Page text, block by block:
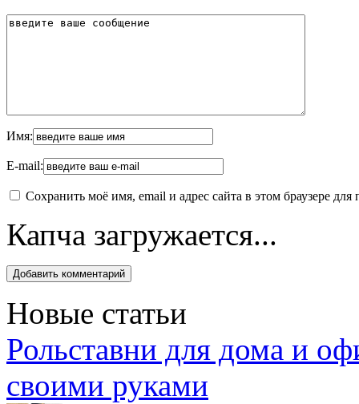
Имя:
E-mail:
Сохранить моё имя, email и адрес сайта в этом браузере
Капча загружается...
Новые статьи
Рольставни для дома и
своими руками